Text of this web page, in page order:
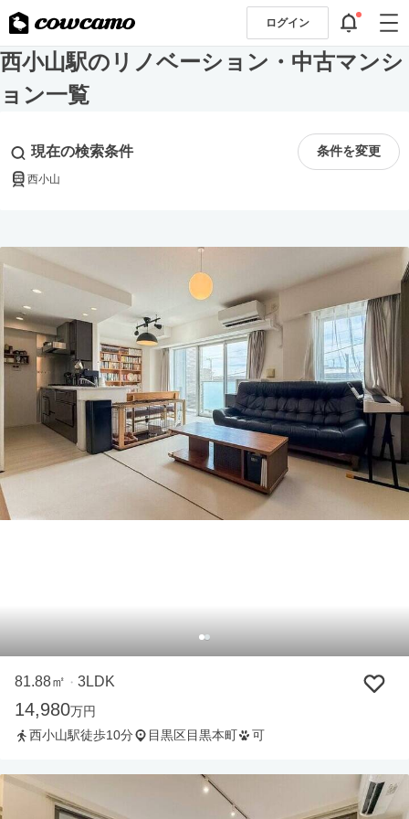
ログイン
西小山駅のリノベーション・中古マンシ
ョン一覧
現在の検索条件 条件を変更
西小山
81.88㎡ ・ 3LDK
14,980万円
西小山駅徒歩10分
目黒区目黒本町 可